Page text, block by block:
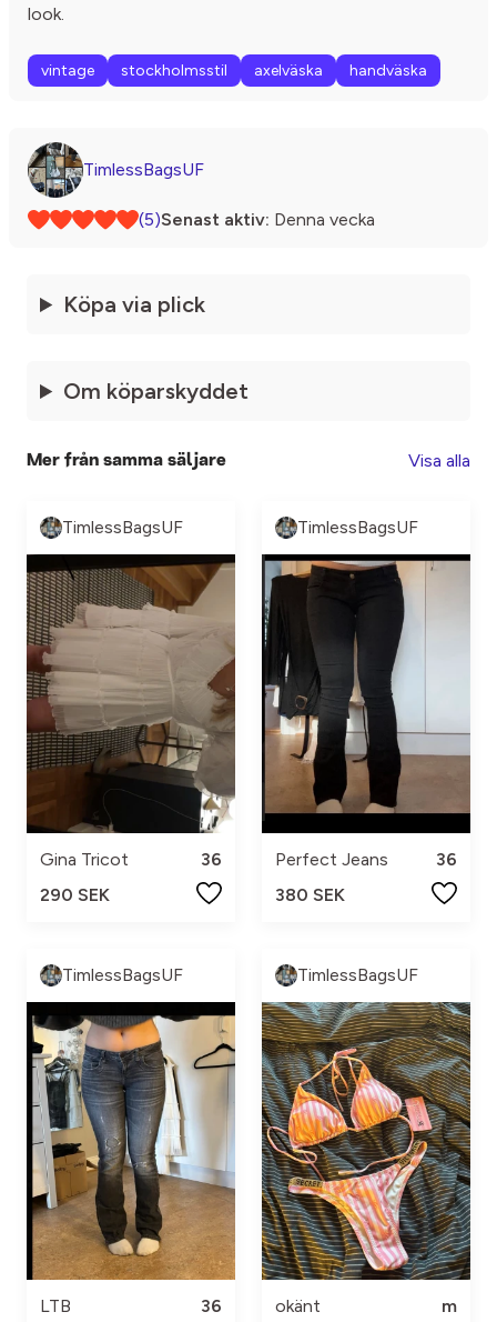
look.
vintage stockholmsstil axelväska handväska
TimlessBagsUF
(5)Senast aktiv: Denna vecka
Köpa via plick
Om köparskyddet
Mer från samma säljare Visa alla
TimlessBagsUF
Gina Tricot
36
290 SEK
TimlessBagsUF
Perfect Jeans
36
380 SEK
TimlessBagsUF
LTB
36
TimlessBagsUF
okänt
m